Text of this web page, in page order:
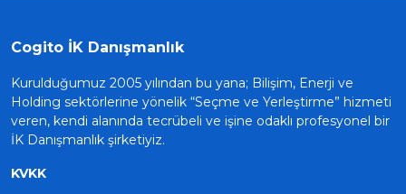
Cogito İK Danışmanlık
Kurulduğumuz 2005 yılından bu yana; Bilişim, Enerji ve
Holding sektörlerine yönelik “Seçme ve Yerleştirme” hizmeti
veren, kendi alanında tecrübeli ve işine odaklı profesyonel bir
İK Danışmanlık şirketiyiz.
KVKK